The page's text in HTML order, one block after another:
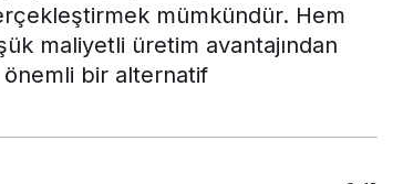
mümkündür. Hem
maliyetli üretim avantajından
bir alternatif